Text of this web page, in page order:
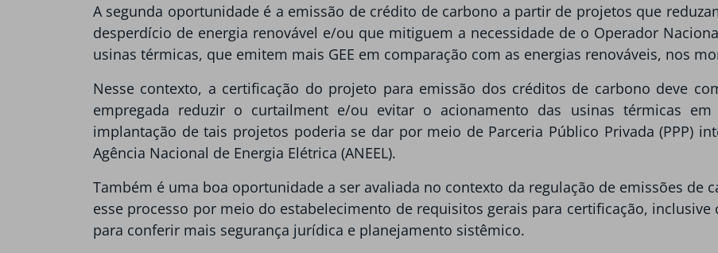
A segunda oportunidade é a emissão de crédito de carbono a partir de projetos que
desperdício de energia renovável e/ou que mitiguem a necessidade de o Operador
usinas térmicas, que emitem mais GEE em comparação com as energias renováveis, nos
Nesse contexto, a certificação do projeto para emissão dos créditos de carbono deve
empregada reduzir o curtailment e/ou evitar o acionamento das usinas térmicas
implantação de tais projetos poderia se dar por meio de Parceria Público Privada (PPP)
Agência Nacional de Energia Elétrica (ANEEL).
Também é uma boa oportunidade a ser avaliada no contexto da regulação de emissões de
esse processo por meio do estabelecimento de requisitos gerais para certificação, inclusive
para conferir mais segurança jurídica e planejamento sistêmico.